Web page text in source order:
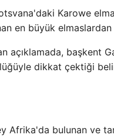
Karowe
en büyük
açıklamada, başkent
dikkat çektiği
Afrika'da bulunan ve